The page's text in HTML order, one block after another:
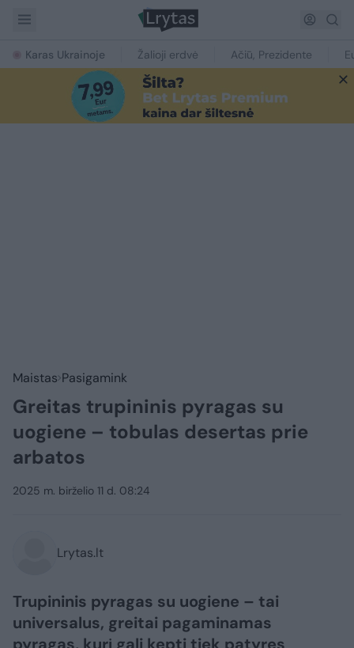
Karas Ukrainoje Žalioji erdvė Ačiū, Prezidente
Maistas Pasigamink
Greitas trupininis pyragas su
uogiene – tobulas desertas prie
arbatos
2025 m. birželio 11 d. 08:24
Lrytas.lt
Trupininis pyragas su uogiene – tai
universalus, greitai pagaminamas